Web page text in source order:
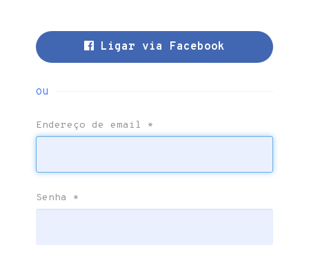
Ligar via Facebook
ou
Endereço de email *
Senha *